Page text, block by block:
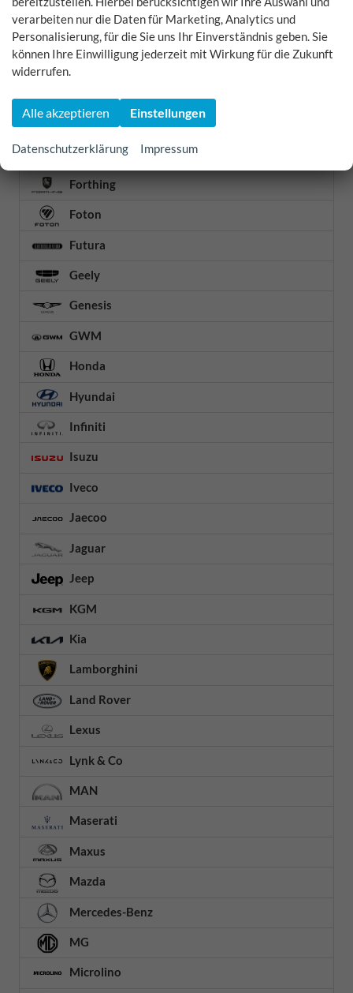
DFSK
DS Automobiles
Fiat
Ford
Forthing
Foton
Futura
Geely
Genesis
GWM
Honda
Hyundai
Infiniti
Isuzu
Iveco
Jaecoo
Jaguar
Jeep
KGM
Kia
Lamborghini
Land Rover
Lexus
Lynk & Co
MAN
Maserati
Maxus
Mazda
Mercedes-Benz
MG
Microlino
verarbeiten nur die Daten für Marketing, Analytics und
Personalisierung, für die Sie uns Ihr Einverständnis geben. Sie
können Ihre Einwilligung jederzeit mit Wirkung für die Zukunft
widerrufen.
Alle akzeptieren Einstellungen
Datenschutzerklärung Impressum